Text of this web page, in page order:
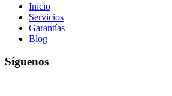
Inicio
Servicios
Garantías
Blog
Síguenos